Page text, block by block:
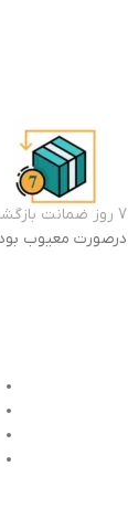
7 روز ضمانت بازگشت
درصورت معیوب